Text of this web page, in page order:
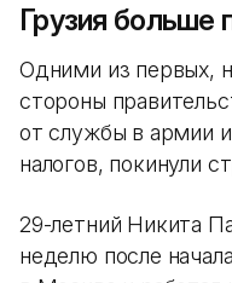
Грузия больше
Одними из первых,
стороны
от службы в армии
налогов, покинули
29-летний Никита
неделю после